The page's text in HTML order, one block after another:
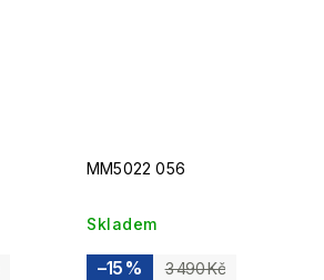
MM5022 056
Skladem
3 490 Kč
–15 %